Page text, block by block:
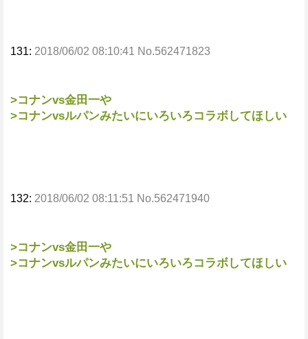
131: 2018/06/02 08:10:41 No.562471823
>コナンvs金田一や
>コナンvsルパンみたいにいろいろコラボしてほしい
132: 2018/06/02 08:11:51 No.562471940
>コナンvs金田一や
>コナンvsルパンみたいにいろいろコラボしてほしい